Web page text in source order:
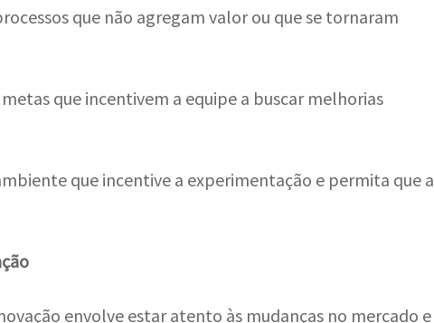
que não agregam valor ou que se tornaram
que incentivem a equipe a buscar melhorias
que incentive a experimentação e permita que a
envolve estar atento às mudanças no mercado e